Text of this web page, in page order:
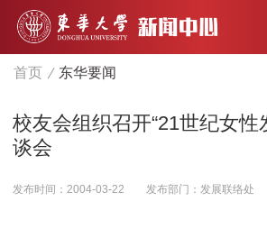
首页 东华要闻
校友会组织召开“21世纪女性
谈会
发布时间：2004-03-22 发布部门：发展联络处